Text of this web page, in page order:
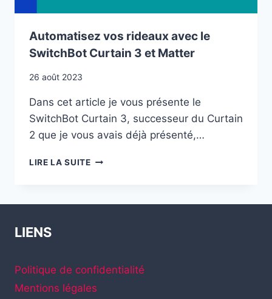
Automatisez vos rideaux avec le
SwitchBot Curtain 3 et Matter
26 août 2023
Dans cet article je vous présente le
SwitchBot Curtain 3, successeur du Curtain
2 que je vous avais déjà présenté,…
LIRE LA SUITEAUTOMATISEZ
MATTER
LIENS
Politique de confidentialité
Mentions légales